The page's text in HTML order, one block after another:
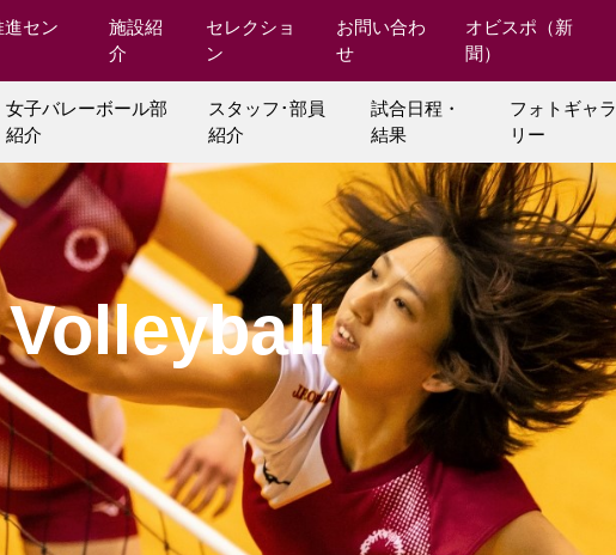
進セン
施設紹
介
セレクショ
ン
お問い合わ
せ
オビスポ（新
聞）
女子バレーボール部
紹介
スタッフ･部員
紹介
試合日程・
結果
フォトギャラ
リー